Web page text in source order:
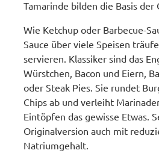
Tamarinde bilden die Basis der
Wie Ketchup oder Barbecue-
Sauce über viele Speisen
servieren. Klassiker sind das
Würstchen, Bacon und Eiern,
oder Steak Pies. Sie rundet
Chips ab und verleiht
Eintöpfen das gewisse Etwas.
Originalversion auch mit
Natriumgehalt.